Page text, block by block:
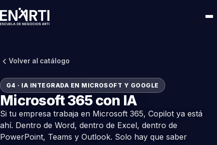
Volver al catálogo
G4 · IA INTEGRADA EN MICROSOFT Y GOOGLE
Microsoft 365 con IA
Si tu empresa trabaja en Microsoft 365, Copilot ya está
ahí. Dentro de Word, dentro de Excel, dentro de
PowerPoint, Teams y Outlook. Solo hay que saber